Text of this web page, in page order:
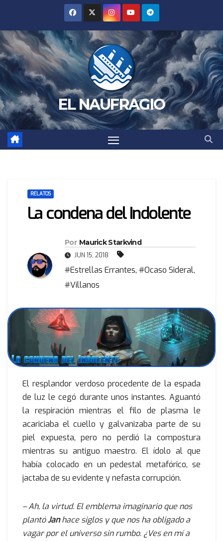
contenido
EL NAUFRAGIO
RELATOS
La condena del Indolente
Por Maurick Starkvind
JUN 15, 2018
#Estrellas Errantes, #Ocaso Sideral,
#Villanos
El resplandor verdoso procedente de la espada
de luz le cegó durante unos instantes. Aguantó
la respiración mientras el filo de plasma le
acariciaba el cuello y galvanizaba parte de su
piel expuesta, pero no perdió la compostura
mientras su antiguo maestro. El ídolo al que
había colocado en un pedestal metafórico, se
jactaba de su evidente y nefasta corrupción.
– Ah, la virtud. El emblema imaginario que nos
plantóJanhace siglos y que nos ha obligado a
vagar por el universo sin rumbo. ¿Ves en mí a